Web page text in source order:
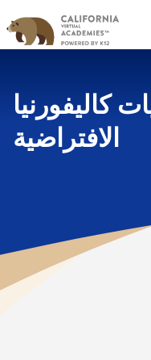
لا يزال هناك متسع للانضمام إلينا في العام الدراسي 2026–
تعرف على كيفية التسجيل
كاليفورنيا
الافتراضية